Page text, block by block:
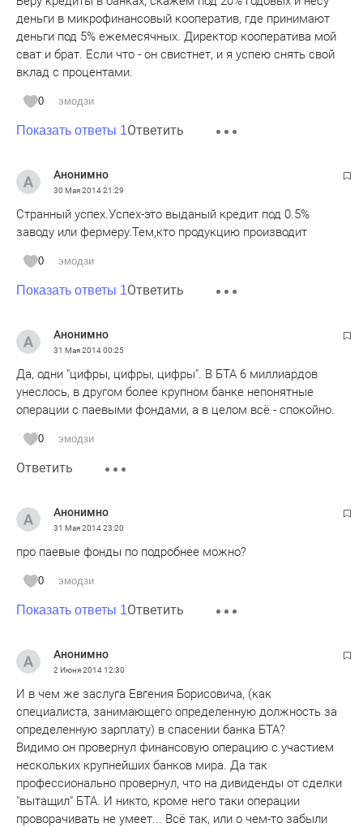
деньги в микрофинансовый кооператив, где принимают
деньги под 5% ежемесячных. Директор кооператива мой
сват и брат. Если что - он свистнет, и я успею снять свой
вклад с процентами.
0 эмодзи
Показать ответы 1Ответить
Анонимно
30 Мая 201421:29
Странный успех.Успех-это выданый кредит под 0.5%
заводу или фермеру.Тем,кто продукцию производит
0 эмодзи
Показать ответы 1Ответить
Анонимно
31 Мая 201400:25
Да, одни "цифры, цифры, цифры". В БТА 6 миллиардов
унеслось, в другом более крупном банке непонятные
операции с паевыми фондами, а в целом всё - спокойно.
0 эмодзи
Ответить
Анонимно
31 Мая 201423:20
про паевые фонды по подробнее можно?
0 эмодзи
Показать ответы 1Ответить
Анонимно
2 Июня 201412:30
И в чем же заслуга Евгения Борисовича, (как
специалиста, занимающего определенную должность за
определенную зарплату) в спасении банка БТА?
Видимо он провернул финансовую операцию с участием
нескольких крупнейших банков мира. Да так
профессионально провернул, что на дивиденды от сделки
"вытащил" БТА. И никто, кроме него таки операции
проворачивать не умеет... Всё так, или о чем-то забыли